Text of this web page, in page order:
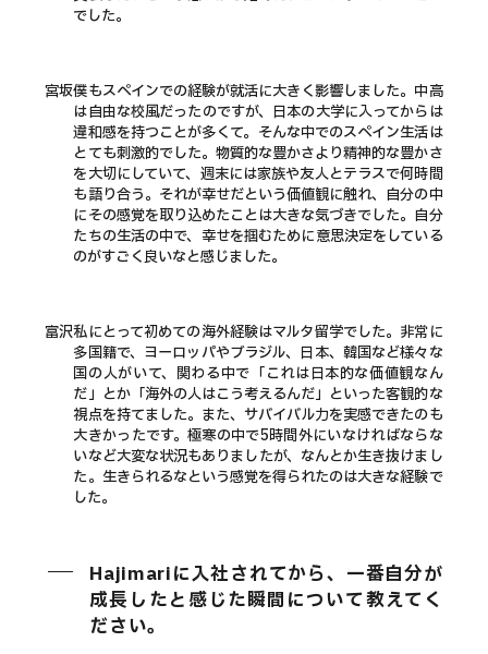
でした。
宮坂僕もスペインでの経験が就活に大きく影響しました。中高
は自由な校風だったのですが、日本の大学に入ってからは
違和感を持つことが多くて。そんな中でのスペイン生活は
とても刺激的でした。物質的な豊かさより精神的な豊かさ
を大切にしていて、週末には家族や友人とテラスで何時間
も語り合う。それが幸せだという価値観に触れ、自分の中
にその感覚を取り込めたことは大きな気づきでした。自分
たちの生活の中で、幸せを掴むために意思決定をしている
のがすごく良いなと感じました。
富沢私にとって初めての海外経験はマルタ留学でした。非常に
多国籍で、ヨーロッパやブラジル、日本、韓国など様々な
国の人がいて、関わる中で「これは日本的な価値観なん
だ」とか「海外の人はこう考えるんだ」といった客観的な
視点を持てました。また、サバイバル力を実感できたのも
大きかったです。極寒の中で5時間外にいなければならな
いなど大変な状況もありましたが、なんとか生き抜けまし
た。生きられるなという感覚を得られたのは大きな経験で
した。
Hajimariに入社されてから、一番自分が
成長したと感じた瞬間について教えてく
ださい。